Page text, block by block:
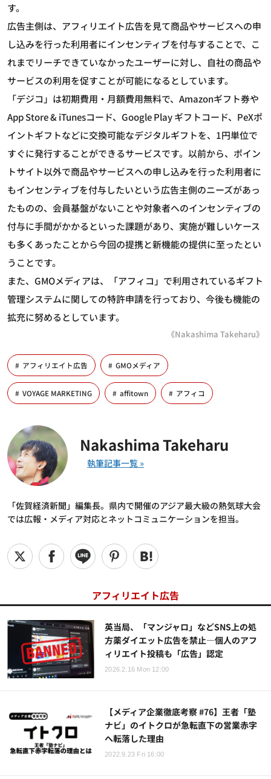
す。
広告主側は、アフィリエイト広告を見て商品やサービスへの申
し込みを行った利用者にインセンティブを付与することで、こ
れまでリーチできていなかったユーザーに対し、自社の商品や
サービスの利用を促すことが可能になるとしています。
「デジコ」は初期費用・月額費用無料で、Amazonギフト券や
App Store & iTunesコード、Google Play ギフトコード、PeXポ
イントギフトなどに交換可能なデジタルギフトを、1円単位で
すぐに発行することができるサービスです。以前から、ポイン
トサイト以外で商品やサービスへの申し込みを行った利用者に
もインセンティブを付与したいという広告主側のニーズがあっ
たものの、会員基盤がないことや対象者へのインセンティブの
付与に手間がかかるといった課題があり、実施が難しいケース
も多くあったことから今回の提携と新機能の提供に至ったとい
うことです。
また、GMOメディアは、「アフィコ」で利用されているギフト
管理システムに関しての特許申請を行っており、今後も機能の
拡充に努めるとしています。
《Nakashima Takeharu》
アフィリエイト広告 GMOメディア
VOYAGE MARKETING affitown アフィコ
Nakashima Takeharu
「佐賀経済新聞」編集長。県内で開催のアジア最大級の熱気球大会
では広報・メディア対応とネットコミュニケーションを担当。
アフィリエイト広告
英当局、「マンジャロ」などSNS上の処
方薬ダイエット広告を禁止―個人のアフ
ィリエイト投稿も「広告」認定
2026.2.16 Mon 12:00
【メディア企業徹底考察 #76】王者「塾
ナビ」のイトクロが急転直下の営業赤字
へ転落した理由
2022.9.23 Fri 16:00